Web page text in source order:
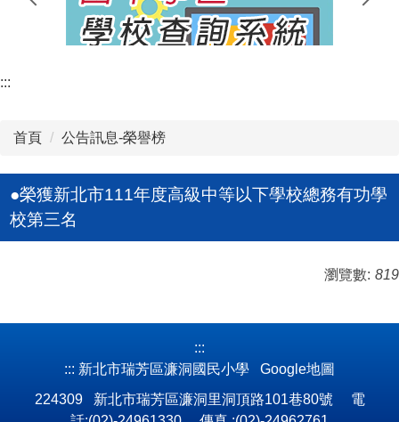
:::
首頁 公告訊息-榮譽榜
●榮獲新北市111年度高級中等以下學校總務有功學
校第三名
瀏覽數: 819
:::
::: 新北市瑞芳區濂洞國民小學 Google地圖
224309 新北市瑞芳區濂洞里洞頂路101巷80號 電